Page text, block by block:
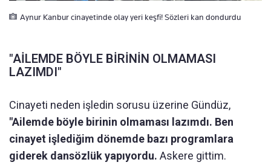
Aynur Kanbur cinayetinde olay yeri keşfi! Sözleri kan dondurdu
"AİLEMDE BÖYLE BİRİNİN OLMAMASI
LAZIMDI"
Cinayeti neden işledin sorusu üzerine Gündüz,
"Ailemde böyle birinin olmaması lazımdı. Ben
cinayet işlediğim dönemde bazı programlara
giderek dansözlük yapıyordu. Askere gittim.